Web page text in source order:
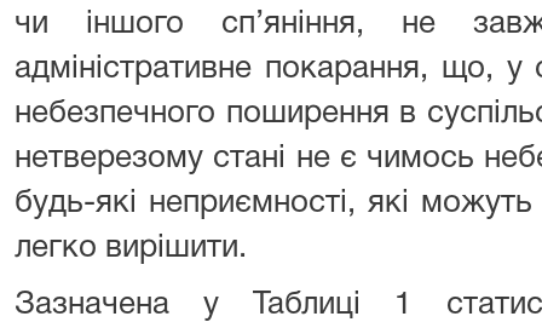
чи іншого сп’яніння, не
адміністративне покарання, що,
небезпечного поширення в
нетверезому стані не є чимось
будь-які неприємності, які
легко вирішити.
Зазначена у Таблиці 1